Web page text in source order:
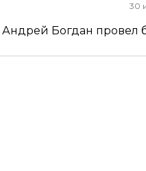
30
Богдан провел